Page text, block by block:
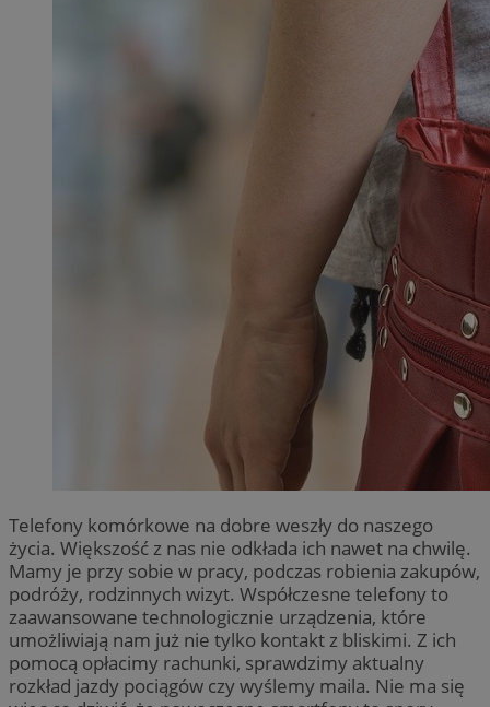
Telefony komórkowe na dobre weszły do naszego
życia. Większość z nas nie odkłada ich nawet na chwilę.
Mamy je przy sobie w pracy, podczas robienia zakupów,
podróży, rodzinnych wizyt. Współczesne telefony to
zaawansowane technologicznie urządzenia, które
umożliwiają nam już nie tylko kontakt z bliskimi. Z ich
pomocą opłacimy rachunki, sprawdzimy aktualny
rozkład jazdy pociągów czy wyślemy maila. Nie ma się